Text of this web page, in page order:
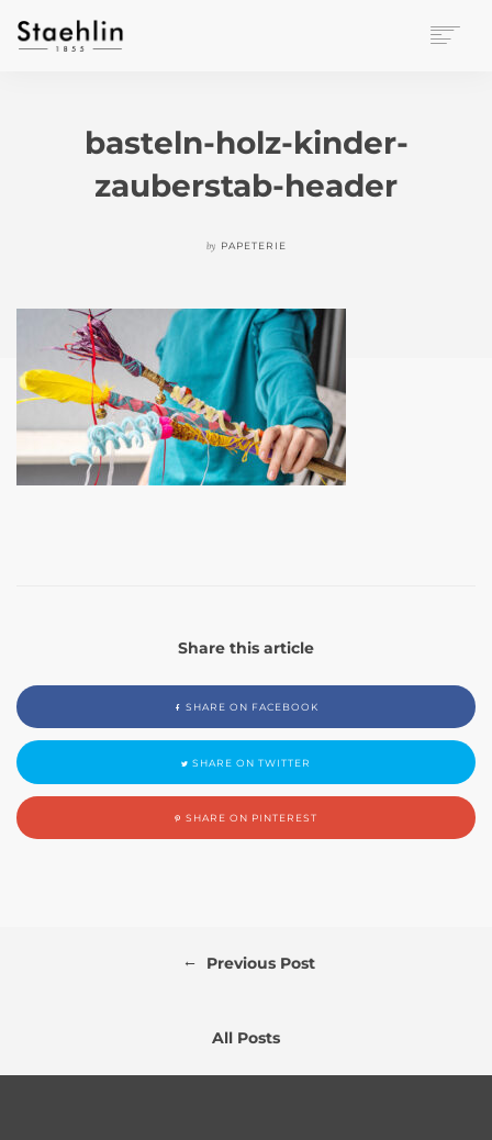
BÜROWELTbasteln-holz-kinder-
zauberstab-header
by PAPETERIE
Share this article
SHARE ON FACEBOOK
SHARE ON TWITTER
SHARE ON PINTEREST
← Previous Post
All Posts